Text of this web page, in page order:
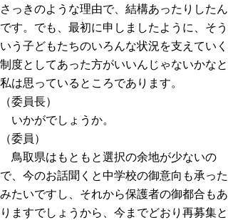
さっきのような理由で、結構あったりしたん
です。でも、最初に申しましたように、そう
いう子どもたちのいろんな状況を支えていく
制度としてあった方がいいんじゃないかなと
私は思っているところであります。
（委員長）
いかがでしょうか。
（委員）
鳥取県はもともと選択の余地が少ないの
で、今のお話聞くと中学校の御意向も承った
みたいですし、それから保護者の御都合もあ
りますでしょうから、今までどおり再募集と